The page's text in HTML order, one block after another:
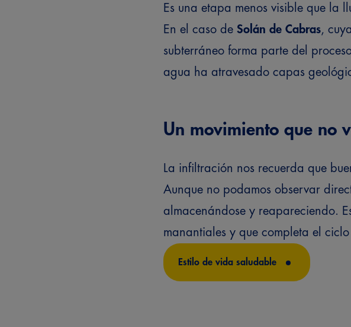
Es una etapa menos visible que la
En el caso de Solán de Cabras,
subterráneo forma parte del
agua ha atravesado capas
Un movimiento que no
La infiltración nos recuerda que
Aunque no podamos observar
almacenándose y reapareciendo.
manantiales y que completa el
Estilo de vida saludable